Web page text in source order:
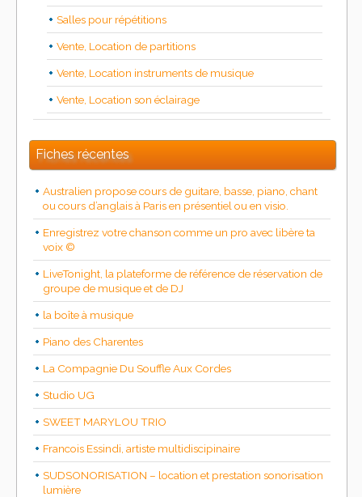
Salles pour répétitions
Vente, Location de partitions
Vente, Location instruments de musique
Vente, Location son éclairage
Fiches récentes
Australien propose cours de guitare, basse, piano, chant
ou cours d’anglais à Paris en présentiel ou en visio.
Enregistrez votre chanson comme un pro avec libère ta
voix ©
LiveTonight, la plateforme de référence de réservation de
groupe de musique et de DJ
la boîte à musique
Piano des Charentes
La Compagnie Du Souffle Aux Cordes
Studio UG
SWEET MARYLOU TRIO
Francois Essindi, artiste multidiscipinaire
SUDSONORISATION – location et prestation sonorisation
lumière